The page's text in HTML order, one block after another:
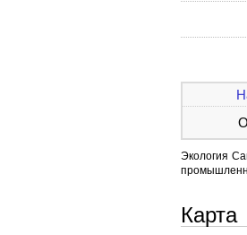
Экология
Карта